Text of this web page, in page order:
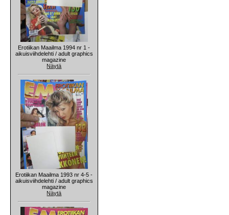
Erotiikan Maailma 1994 nr 1 -
aikuisviihdelehti / adult graphics
magazine
Näytä
Erotiikan Maailma 1993 nr 4-5 -
aikuisviihdelehti / adult graphics
magazine
Näytä